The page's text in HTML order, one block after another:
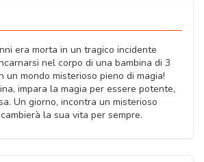
era morta in un tragico incidente
nel corpo di una bambina di 3
un mondo misterioso pieno di magia!
impara la magia per essere potente,
Un giorno, incontra un misterioso
la sua vita per sempre.